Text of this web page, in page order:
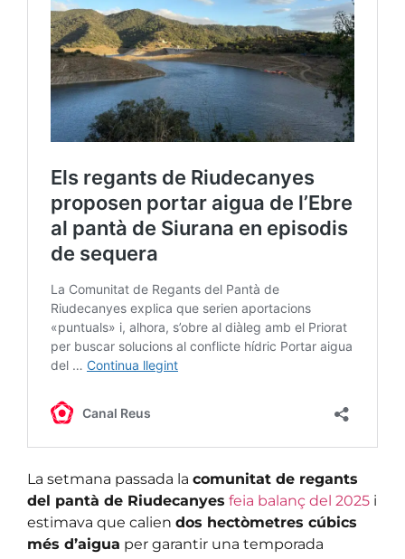
La setmana passada la comunitat de regants
del pantà de Riudecanyes feia balanç del 2025 i
estimava que calien dos hectòmetres cúbics
més d’aigua per garantir una temporada